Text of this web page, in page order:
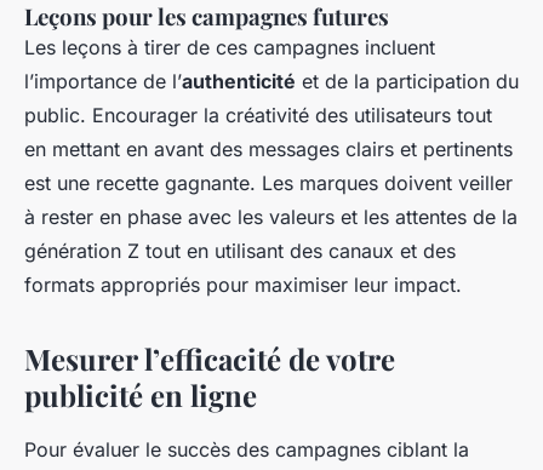
Leçons pour les campagnes futures
Les leçons à tirer de ces campagnes incluent
l’importance de l’authenticité et de la participation du
public. Encourager la créativité des utilisateurs tout
en mettant en avant des messages clairs et pertinents
est une recette gagnante. Les marques doivent veiller
à rester en phase avec les valeurs et les attentes de la
génération Z tout en utilisant des canaux et des
formats appropriés pour maximiser leur impact.
Mesurer l’efficacité de votre
publicité en ligne
Pour évaluer le succès des campagnes ciblant la